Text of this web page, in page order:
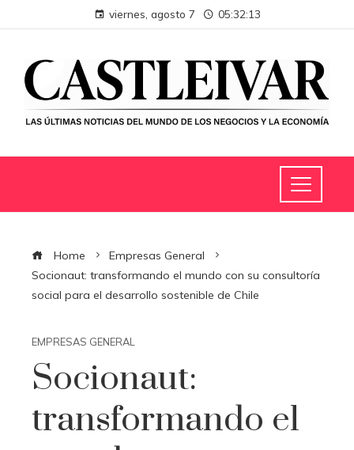
viernes, agosto 7 05:32:13
Home
Empresas General
Socionaut: transformando el mundo con su consultoría
social para el desarrollo sostenible de Chile
EMPRESAS GENERAL
Socionaut:
transformando el